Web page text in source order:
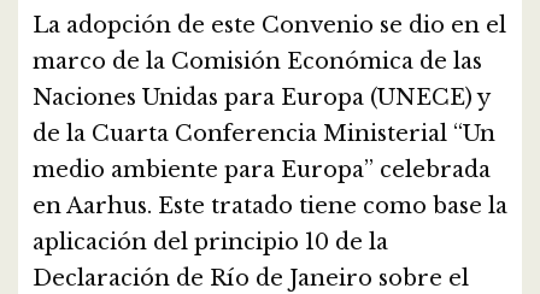
La adopción de este Convenio se dio en el
marco de la Comisión Económica de las
Naciones Unidas para Europa (UNECE) y
de la Cuarta Conferencia Ministerial “Un
medio ambiente para Europa” celebrada
en Aarhus. Este tratado tiene como base la
aplicación del principio 10 de la
Declaración de Río de Janeiro sobre el